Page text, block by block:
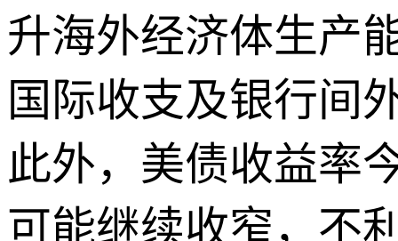
升海外经济体生产
国际收支及银行间
此外，美债收益率
可能继续收窄，不